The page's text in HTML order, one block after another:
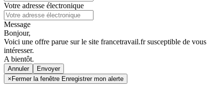
Votre adresse électronique
Message
Bonjour,
Voici une offre parue sur le site francetravail.fr susceptible de vous
intéresser.
A bientôt.
Annuler
× Fermer la fenêtre Enregistrer mon alerte